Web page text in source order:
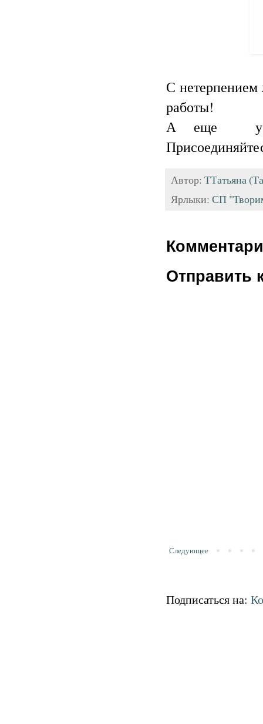
С
работы!
А еще у
Автор: ТТатьяна
Ярлыки: СП
Отправить
Следующее
Подписаться на: